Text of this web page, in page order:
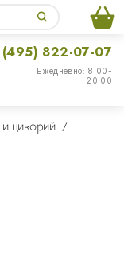
Ежедневно: 8:00-
20:00
822-07-07
и цикорий